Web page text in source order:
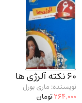
مدرسان شریف و
دانشگاه پیامـ نور
60 نکته آلرژی ها
نویسنده: ماری بورل
264,000تومان